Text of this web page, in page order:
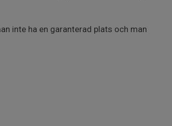
inte ha en garanterad plats och man